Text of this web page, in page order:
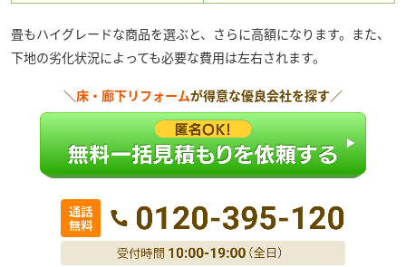
畳もハイグレードな商品を選ぶと、さらに高額になります。また、
下地の劣化状況によっても必要な費用は左右されます。
＼ 床・廊下リフォームが得意な優良会社を探す／